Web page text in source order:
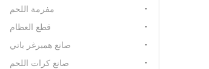
مفرمة اللحم
قطع العظام
صانع همبرغر باتي
صانع كرات اللحم